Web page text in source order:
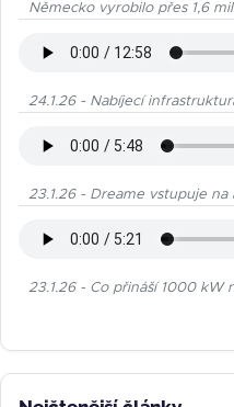
Německo vyrobilo přes 1,6
24.1.26 - Nabíjecí
23.1.26 - Dreame vstupuje
23.1.26 - Co přináší 1000 kW